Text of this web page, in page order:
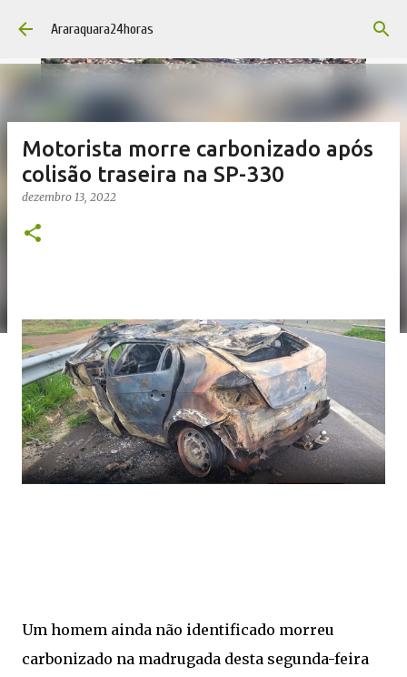
Pular para o conteúdo principal
Araraquara24horas
Motorista morre carbonizado após
colisão traseira na SP-330
dezembro 13, 2022
Um homem ainda não identificado morreu
carbonizado na madrugada desta segunda-feira